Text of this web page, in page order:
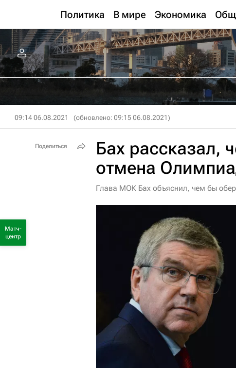
Политика В мире Экономика
09:14 06.08.2021 (обновлено: 09:15 06.08.2021)
Бах рассказал,
отмена
Глава МОК Бах объяснил, чем бы
Поделиться
Матч-
центр